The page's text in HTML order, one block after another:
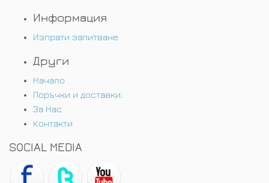
Информация
Изпрати запитване
Други
Начало
Поръчки и доставки.
За Нас
Контакти
SOCIAL MEDIA